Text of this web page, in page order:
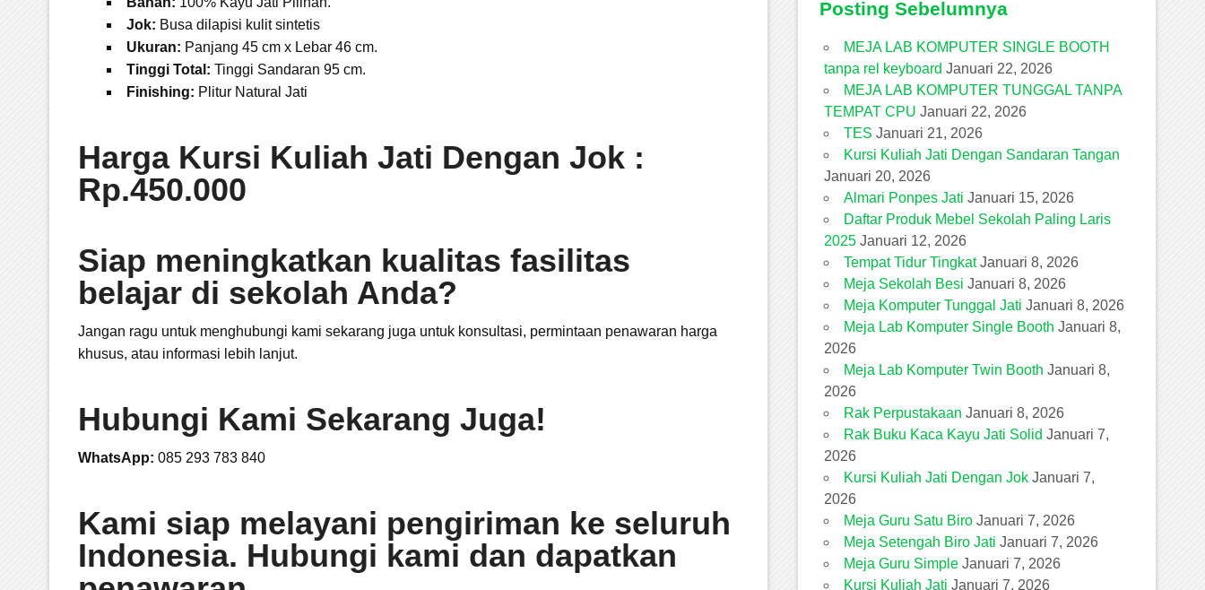
Jok: Busa dilapisi kulit sintetis
Ukuran: Panjang 45 cm x Lebar 46 cm.
Tinggi Total: Tinggi Sandaran 95 cm.
Finishing: Plitur Natural Jati
Harga Kursi Kuliah Jati Dengan Jok :
Rp.450.000
Siap meningkatkan kualitas fasilitas
belajar di sekolah Anda?
Jangan ragu untuk menghubungi kami sekarang juga untuk konsultasi, permintaan penawaran harga
khusus, atau informasi lebih lanjut.
Hubungi Kami Sekarang Juga!
WhatsApp: 085 293 783 840
Kami siap melayani pengiriman ke seluruh
Indonesia. Hubungi kami dan dapatkan
Posting Sebelumnya
MEJA LAB KOMPUTER SINGLE BOOTH
tanpa rel keyboard Januari 22, 2026
MEJA LAB KOMPUTER TUNGGAL TANPA
TEMPAT CPU Januari 22, 2026
TES Januari 21, 2026
Kursi Kuliah Jati Dengan Sandaran Tangan
Januari 20, 2026
Almari Ponpes Jati Januari 15, 2026
Daftar Produk Mebel Sekolah Paling Laris
2025 Januari 12, 2026
Tempat Tidur Tingkat Januari 8, 2026
Meja Sekolah Besi Januari 8, 2026
Meja Komputer Tunggal Jati Januari 8, 2026
Meja Lab Komputer Single Booth Januari 8,
2026
Meja Lab Komputer Twin Booth Januari 8,
2026
Rak Perpustakaan Januari 8, 2026
Rak Buku Kaca Kayu Jati Solid Januari 7,
2026
Kursi Kuliah Jati Dengan Jok Januari 7,
2026
Meja Guru Satu Biro Januari 7, 2026
Meja Setengah Biro Jati Januari 7, 2026
Meja Guru Simple Januari 7, 2026
Kursi Kuliah Jati Januari 7, 2026